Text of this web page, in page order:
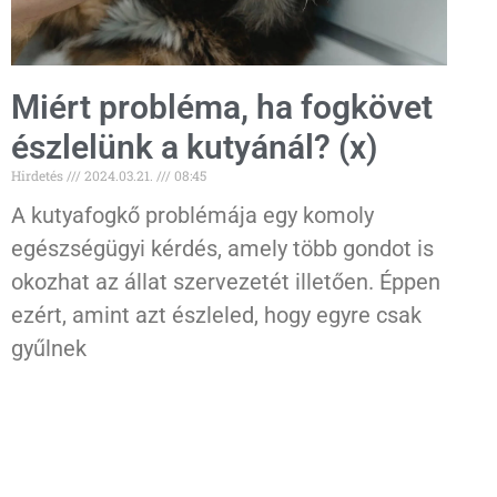
Miért probléma, ha fogkövet
észlelünk a kutyánál? (x)
Hirdetés 2024.03.21. 08:45
A kutyafogkő problémája egy komoly
egészségügyi kérdés, amely több gondot is
okozhat az állat szervezetét illetően. Éppen
ezért, amint azt észleled, hogy egyre csak
gyűlnek